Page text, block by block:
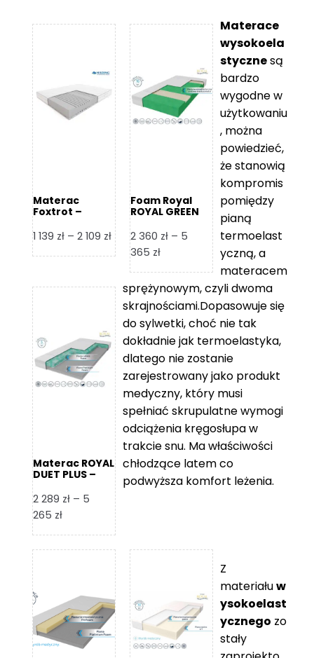
Materac
Foxtrot –
1 139 zł – 2 109 złZakres
cen:
1
139 zł
do
2
109 zł
Foam Royal
ROYAL GREEN
piankowy
2 360 zł – 5
365 złZakres
od
2
360 zł
5
365 zł
Materac ROYAL
DUET PLUS –
2 289 zł – 5
265 złZakres
od
do
5
265 zł
Materace
wysokoela
stycznesą
bardzo
wygodne w
użytkowaniu
, można
powiedzieć,
że stanowią
kompromis
pomiędzy
pianą
termoelast
yczną, a
materacem
sprężynowym, czyli dwoma
skrajnościami.Dopasowuje się
do sylwetki, choć nie tak
dokładnie jak termoelastyka,
dlatego nie zostanie
zarejestrowany jako produkt
medyczny, który musi
spełniać skrupulatne wymogi
odciążenia kręgosłupa w
trakcie snu. Ma właściwości
chłodzące latem co
podwyższa komfort leżenia.
Z
materiałuw
ysokoelast
ycznego zo
stały